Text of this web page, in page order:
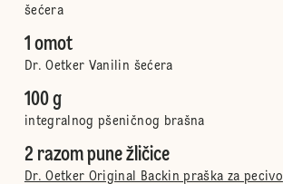
šećera
1 omot
Dr. Oetker Vanilin šećera
100 g
integralnog pšeničnog brašna
2 razom pune žličice
Dr. Oetker Original Backin praška za pecivo